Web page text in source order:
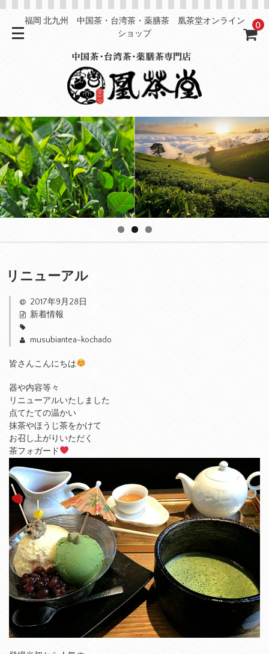
福岡 北九州 中国茶・台湾茶・薬膳茶 凰茶堂オンライン
ショップ
0
リニューアル
2017年9月28日
新着情報
musubiantea-kochado
皆さんこんにちは
器や内容等々
リニューアルいたしました
点てたての温かい
抹茶やほうじ茶をかけて
お召し上がりいただく
茶フォガード